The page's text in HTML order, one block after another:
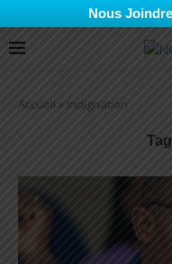
Nous
Accueil » Indignation